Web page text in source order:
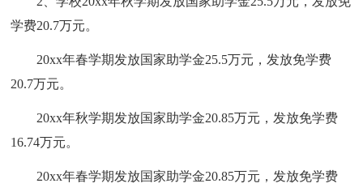
学费20.7万元。
20xx年春学期发放国家助学金25.5万元，发放免学费
20.7万元。
20xx年秋学期发放国家助学金20.85万元，发放免学费
16.74万元。
20xx年春学期发放国家助学金20.85万元，发放免学费